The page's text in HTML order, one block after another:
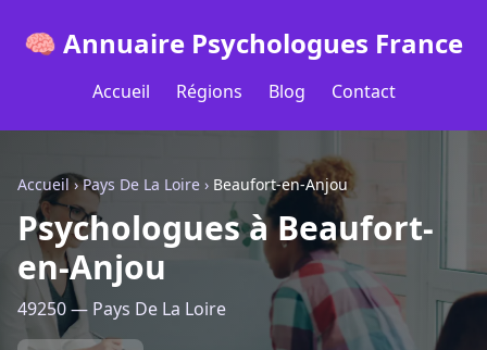
🧠 Annuaire Psychologues France
Accueil Régions Blog Contact
Accueil ›Pays De La Loire › Beaufort-en-Anjou
Psychologues à Beaufort-
en-Anjou
49250 — Pays De La Loire